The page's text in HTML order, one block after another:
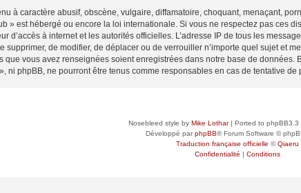
à caractère abusif, obscène, vulgaire, diffamatoire, choquant, menaçant,
» est hébergé ou encore la loi internationale. Si vous ne respectez pas ces
d’accès à internet et les autorités officielles. L’adresse IP de tous les
de modifier, de déplacer ou de verrouiller n’importe quel sujet et
que vous avez renseignées soient enregistrées dans notre base de
ni phpBB, ne pourront être tenus comme responsables en cas de tentative
Nosebleed style by Mike Lothar| Ported to phpBB3.3
Développé parphpBB® Forum Software ©
Traduction française officielle ©Qiaeru
Confidentialité | Conditions